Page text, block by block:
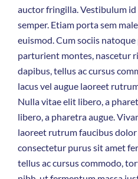
auctor fringilla. Vestibulum
semper. Etiam porta sem
euismod. Cum sociis
parturient montes, nascetur
dapibus, tellus ac cursus
lacus vel augue laoreet
Nulla vitae elit libero, a
libero, a pharetra augue.
laoreet rutrum faucibus
consectetur purus sit amet
tellus ac cursus commodo,